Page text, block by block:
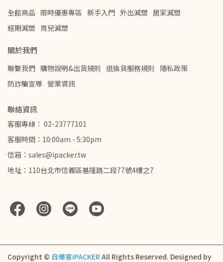
全館商品 限時優惠專區 新手入門 外出減塑 居家減塑
經期減塑 育兒減塑
關於我們
聯繫我們 購物說明&出貨規則 退換貨服務規則
隱私政策
防詐騙宣導 營業資訊
聯絡資訊
客服專線： 02-23777101
客服時間：10:00am - 5:30pm
信箱：sales@ipacker.tw
地址：110台北市信義區基隆路二段77號4樓之7
Copyright © 自備客iPACKER All Rights Reserved. Designed by